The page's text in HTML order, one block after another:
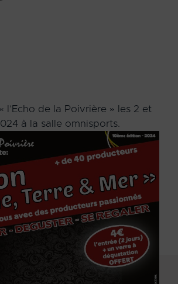
l’Echo de la Poivrière » les 2 et
à la salle omnisports.